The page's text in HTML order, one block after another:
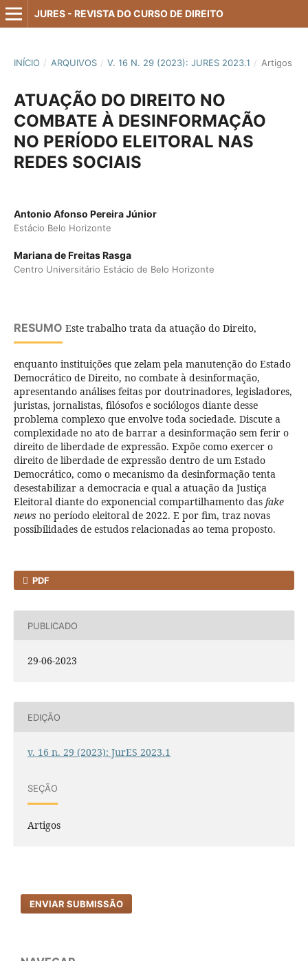
JURES - REVISTA DO CURSO DE DIREITO
INÍCIO / ARQUIVOS / V. 16 N. 29 (2023): JURES 2023.1 / Artigos
ATUAÇÃO DO DIREITO NO
COMBATE À DESINFORMAÇÃO
NO PERÍODO ELEITORAL NAS
REDES SOCIAIS
Antonio Afonso Pereira Júnior
Estácio Belo Horizonte
Mariana de Freitas Rasga
Centro Universitário Estácio de Belo Horizonte
RESUMO Este trabalho trata da atuação do Direito,
enquanto instituições que zelam pela manutenção do Estado
Democrático de Direito, no combate à desinformação,
apresentando análises feitas por doutrinadores, legisladores,
juristas, jornalistas, filósofos e sociólogos diante desse
problema complexo que envolve toda sociedade. Discute a
complexidade no ato de barrar a desinformação sem ferir o
direito de liberdade de expressão. Expõe como exercer o
direito de liberdade de expressão dentro de um Estado
Democrático, como o mecanismo da desinformação tenta
desestabilizar a democracia e qual a atuação da Justiça
Eleitoral diante do exponencial compartilhamento das fake
news no período eleitoral de 2022. E por fim, traz novas
possibilidades de estudos relacionadas ao tema proposto.
PDF
PUBLICADO
29-06-2023
EDIÇÃO
v. 16 n. 29 (2023): JurES 2023.1
SEÇÃO
Artigos
ENVIAR SUBMISSÃO